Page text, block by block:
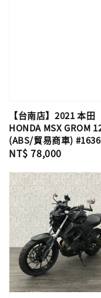
【台南店】2021 本田
HONDA MSX GROM
(ABS/貿易商車) #1636
Regular
NT$ 78,000